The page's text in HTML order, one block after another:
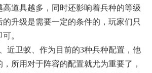
道具越多，同时还影响着兵种的等级
的升级是需要一定的条件的，玩家们只
。
近卫蚁、作为目前的3种兵种配置，他
所用对于阵容的配置就尤为重要了，